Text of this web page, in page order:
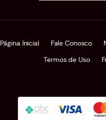
Página Inicial Fale Conosco
Termos de Uso